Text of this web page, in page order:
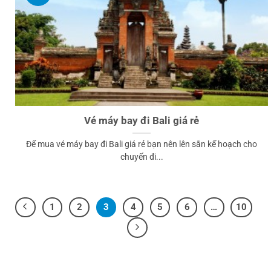
Vé máy bay đi Bali giá rẻ
Để mua vé máy bay đi Bali giá rẻ bạn nên lên sẵn kế hoạch cho
chuyến đi...
1 2 3 4 5 6 … 10